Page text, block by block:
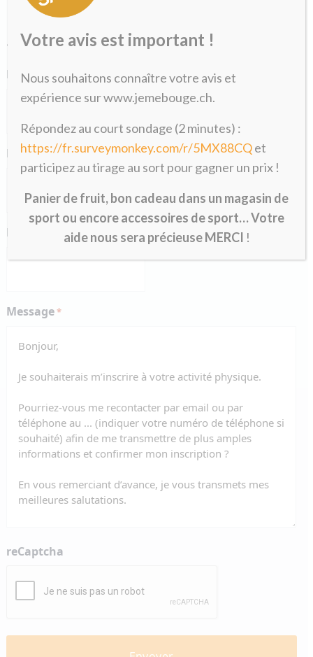
Formulaire de pré-inscription
«
» indique les champs nécessaires
Nom*
Prénom *
E-mail
Message*
reCaptcha
Votre avis est important !
Nous souhaitons connaître votre avis et
expérience sur www.jemebouge.ch.
Répondez au court sondage (2 minutes) :
https://fr.surveymonkey.com/r/5MX88CQet
participez au tirage au sort pour gagner un prix !
Panier de fruit, bon cadeau dans un magasin de
sport ou encore accessoires de sport… Votre
aide nous sera précieuse MERCI !